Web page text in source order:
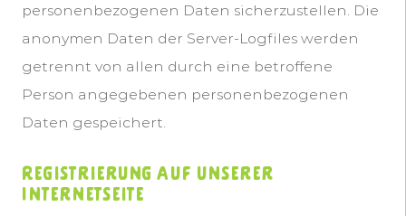
personenbezogenen Daten sicherzustellen. Die
anonymen Daten der Server-Logfiles werden
getrennt von allen durch eine betroffene
Person angegebenen personenbezogenen
Daten gespeichert.
Registrierung auf unserer
Internetseite